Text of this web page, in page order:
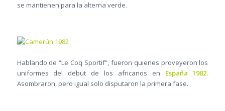
se mantienen para la alterna verde.
Hablando de “Le Coq Sportif”, fueron quienes proveyeron los
uniformes del debut de los africanos en España 1982.
Asombraron, pero igual solo disputaron la primera fase.